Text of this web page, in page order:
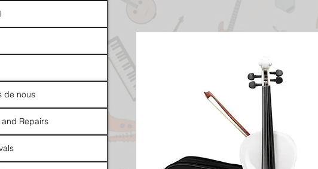
de nous
Repairs